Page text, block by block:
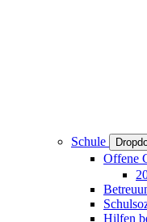
Schule
Offene
Hilfen